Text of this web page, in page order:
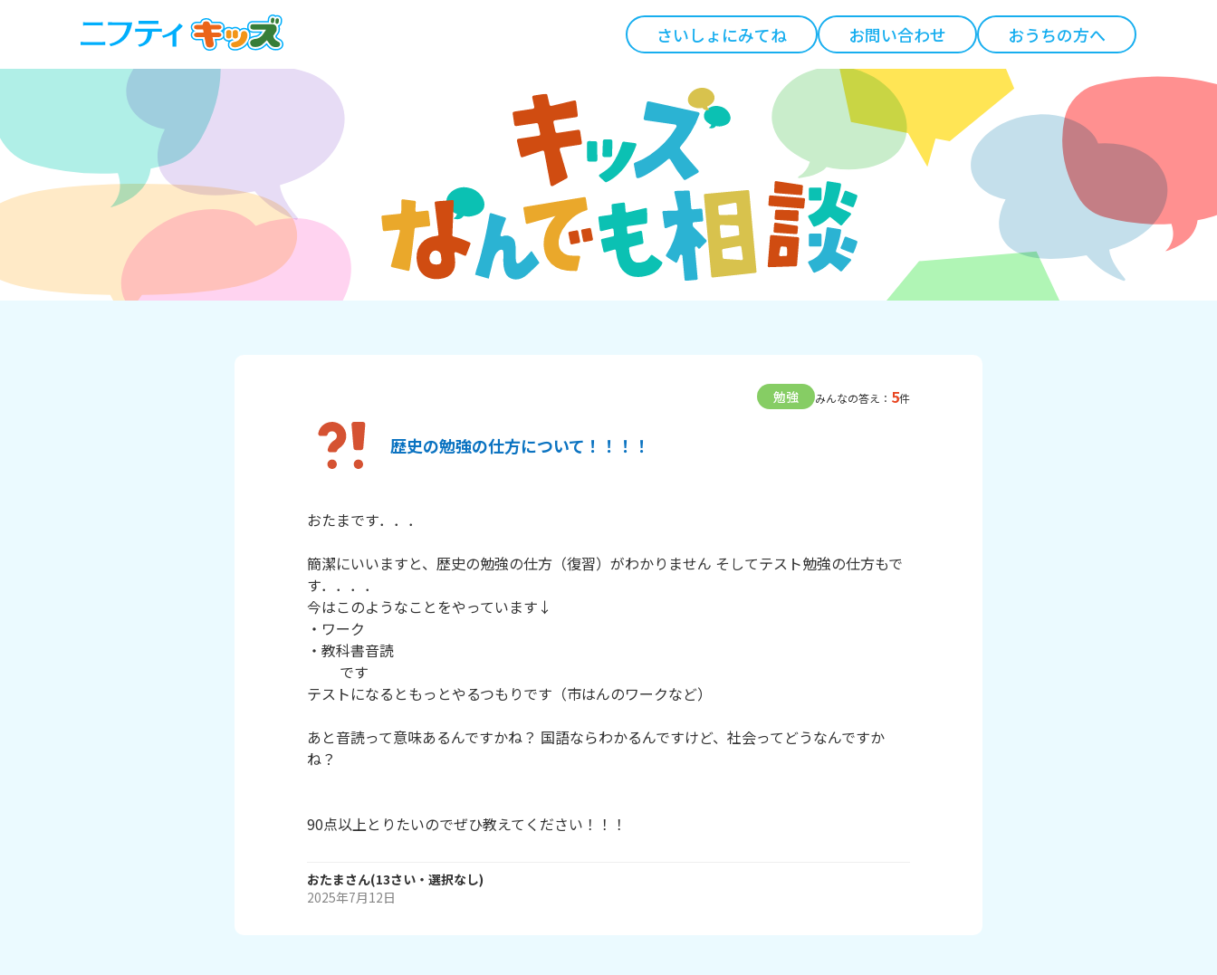
さいしょにみてね お問い合わせ おうちの方へ
勉強 みんなの答え： 5件
歴史の勉強の仕方について！！！！
おたまです．．．
簡潔にいいますと、歴史の勉強の仕方（復習）がわかりません そしてテスト勉強の仕方もで
す．．．．
今はこのようなことをやっています↓
・ワーク
・教科書音読
テストになるともっとやるつもりです（市はんのワークなど）
あと音読って意味あるんですかね？ 国語ならわかるんですけど、社会ってどうなんですか
ね？
90点以上とりたいのでぜひ教えてください！！！
おたまさん(13さい・ 選択なし)
2025年7月12日